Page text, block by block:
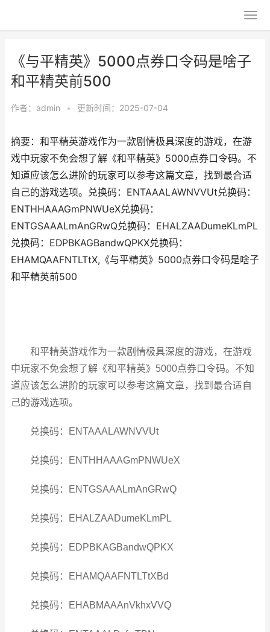
《与平精英》5000点券口令码是啥子
和平精英前500
作者： admin • 更新时间：2025-07-04
摘要：和平精英游戏作为一款剧情极具深度的游戏，在游
戏中玩家不免会想了解《和平精英》5000点券口令码。不
知道应该怎么进阶的玩家可以参考这篇文章，找到最合适
自己的游戏选项。兑换码：ENTAAALAWNVVUt兑换码：
ENTHHAAAGmPNWUeX兑换码：
ENTGSAAALmAnGRwQ兑换码：EHALZAADumeKLmPL
兑换码：EDPBKAGBandwQPKX兑换码：
EHAMQAAFNTLTtX,《与平精英》5000点券口令码是啥子
和平精英前500
和平精英游戏作为一款剧情极具深度的游戏，在游戏
中玩家不免会想了解《和平精英》5000点券口令码。不知
道应该怎么进阶的玩家可以参考这篇文章，找到最合适自
己的游戏选项。
兑换码：ENTAAALAWNVVUt
兑换码：ENTHHAAAGmPNWUeX
兑换码：ENTGSAAALmAnGRwQ
兑换码：EHALZAADumeKLmPL
兑换码：EDPBKAGBandwQPKX
兑换码：EHAMQAAFNTLTtXBd
兑换码：EHABMAAAnVkhxVVQ